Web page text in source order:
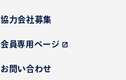
協力会社募集
会員専用ページ open_in_new
お問い合わせ